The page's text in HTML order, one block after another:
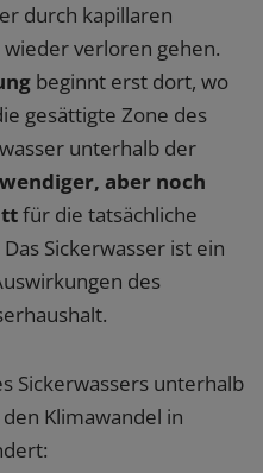
durch kapillaren
verloren gehen.
beginnt erst dort, wo
gesättigte Zone des
unterhalb der
aber noch
für die tatsächliche
Sickerwasser ist ein
des
Sickerwassers unterhalb
Klimawandel in